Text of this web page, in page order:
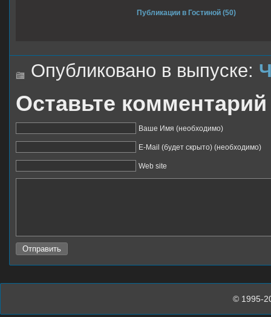
Публикации в Гостиной (50)
Опубликовано в выпуске:
Оставьте комментарий
Ваше Имя (необходимо)
E-Mail (будет скрыто) (необходимо)
Web site
© 1995-